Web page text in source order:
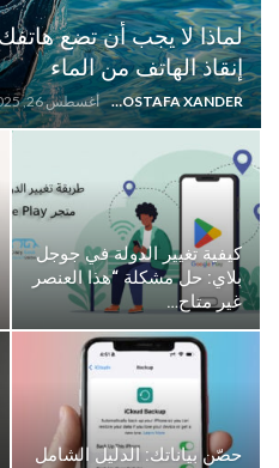
لماذا لا يجب أن تضع
إنقاذ الهاتف من الماء
MOSTAFA XANDER أغسطس 26, 2025
كيفية تغيير الدولة في جوجل
بلاي: حل مشكلة “هذا العنصر
غير متاح…
حصّن بياناتك: الدليل الشامل